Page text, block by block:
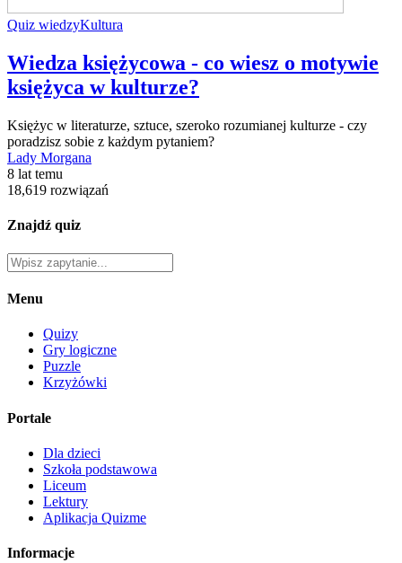
Quiz wiedzyKultura
Wiedza księżycowa - co wiesz o motywie
księżyca w kulturze?
Księżyc w literaturze, sztuce, szeroko rozumianej kulturze - czy
poradzisz sobie z każdym pytaniem?
Lady Morgana
8 lat temu
18,619 rozwiązań
Znajdź quiz
Menu
Quizy
Gry logiczne
Puzzle
Krzyżówki
Portale
Dla dzieci
Szkoła podstawowa
Liceum
Lektury
Aplikacja Quizme
Informacje